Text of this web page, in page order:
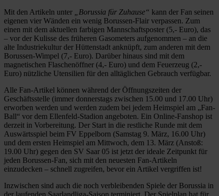
Mit den Artikeln unter
„Borussia für Zuhause“ kann der Fan seinen
eigenen vier Wänden ein wenig Borussen-Flair verpassen. Zum
einen mit dem aktuellen farbigen Mannschaftsposter (5,- Euro), das
– vor der Kulisse des früheren Gasometers aufgenommen – an die
alte Industriekultur der Hüttenstadt anknüpft, zum anderen mit dem
Borussen-Wimpel (7,- Euro). Darüber hinaus sind mit dem
magnetischen Flaschenöffner (4,- Euro) und dem Feuerzeug (2,-
Euro) nützliche Utensilien für den alltäglichen Gebrauch verfügbar.
Alle Fan-Artikel können während der Öffnungszeiten der
Geschäftsstelle (immer donnerstags zwischen 15.00 und 17.00 Uhr)
erworben werden und werden zudem bei jedem Heimspiel am „Fan-
Ball“ vor dem Ellenfeld-Stadion angeboten. Ein Online-Fanshop ist
derzeit in Vorbereitung. Der Start in die restliche Runde mit dem
Auswärtsspiel beim FV Eppelborn (Samstag 9. März, 16.00 Uhr)
und dem ersten Heimspiel am Mittwoch, dem 13. März (Anstoß:
19.00 Uhr) gegen den SV Saar 05 ist jetzt der ideale Zeitpunkt für
jeden Borussen-Fan, sich mit den neuesten Fan-Artikeln
einzudecken – schnell zugreifen, bevor ein Artikel vergriffen ist!
Inzwischen sind auch die noch verbleibenden Spiele der Borussia in
der laufenden Saarlandliga-Saison terminiert. Der Spielplan hat für